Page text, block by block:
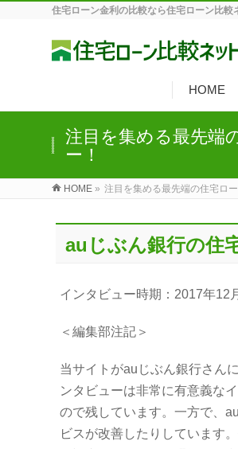
住宅ローン金利の比較なら住宅ローン比較
HOME
注目を集める最先端
ー！
HOME » 注目を集める最先端の住宅ロ
auじぶん銀行の住
インタビュー時期：2017年12
＜編集部注記＞
当サイトがauじぶん銀行さん
ンタビューは非常に有意義な
ので残しています。一方で、
ビスが改善したりしています